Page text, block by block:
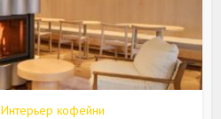
Интерьер кофейни